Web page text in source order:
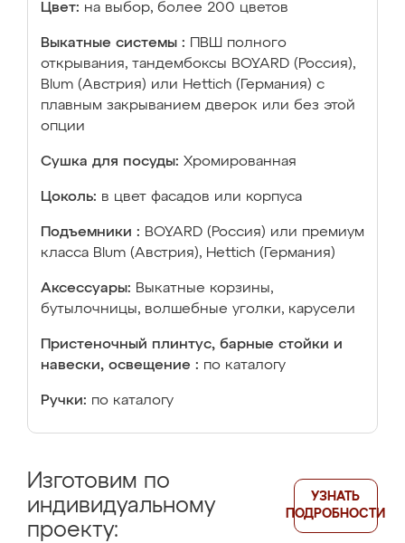
Цвет: на выбор, более 200 цветов
Выкатные системы :
ПВШ полного
открывания, тандембоксы BOYARD (Россия),
Blum (Австрия) или Hettich (Германия) с
плавным закрыванием дверок или без этой
опции
Сушка для посуды: Хромированная
Цоколь: в цвет фасадов или корпуса
Подъемники : BOYARD (Россия) или премиум
класса Blum (Австрия), Hettich (Германия)
Аксессуары: Выкатные корзины,
бутылочницы, волшебные уголки, карусели
Пристеночный плинтус, барные стойки и
навески, освещение : по каталогу
Ручки: по каталогу
Изготовим по
индивидуальному
проекту:
УЗНАТЬ
ПОДРОБНОСТИ